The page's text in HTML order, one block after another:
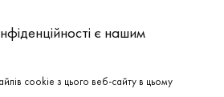
є нашим
cookie з цього веб-сайту в цьому